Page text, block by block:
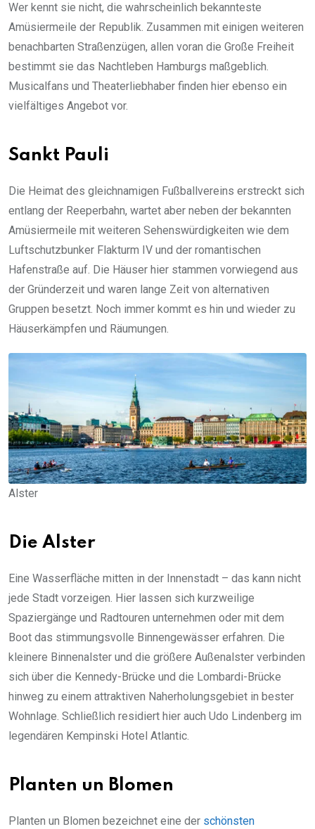
Wer kennt sie nicht, die wahrscheinlich bekannteste
Amüsiermeile der Republik. Zusammen mit einigen weiteren
benachbarten Straßenzügen, allen voran die Große Freiheit
bestimmt sie das Nachtleben Hamburgs maßgeblich.
Musicalfans und Theaterliebhaber finden hier ebenso ein
vielfältiges Angebot vor.
Sankt Pauli
Die Heimat des gleichnamigen Fußballvereins erstreckt sich
entlang der Reeperbahn, wartet aber neben der bekannten
Amüsiermeile mit weiteren Sehenswürdigkeiten wie dem
Luftschutzbunker Flakturm IV und der romantischen
Hafenstraße auf. Die Häuser hier stammen vorwiegend aus
der Gründerzeit und waren lange Zeit von alternativen
Gruppen besetzt. Noch immer kommt es hin und wieder zu
Häuserkämpfen und Räumungen.
Alster
Die Alster
Eine Wasserfläche mitten in der Innenstadt – das kann nicht
jede Stadt vorzeigen. Hier lassen sich kurzweilige
Spaziergänge und Radtouren unternehmen oder mit dem
Boot das stimmungsvolle Binnengewässer erfahren. Die
kleinere Binnenalster und die größere Außenalster verbinden
sich über die Kennedy-Brücke und die Lombardi-Brücke
hinweg zu einem attraktiven Naherholungsgebiet in bester
Wohnlage. Schließlich residiert hier auch Udo Lindenberg im
legendären Kempinski Hotel Atlantic.
Planten un Blomen
Planten un Blomen bezeichnet eine der schönsten